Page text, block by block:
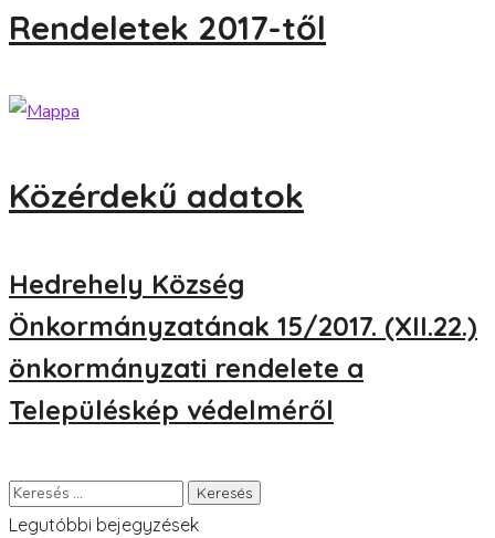
Rendeletek 2017-től
Közérdekű adatok
Hedrehely Község
Önkormányzatának 15/2017. (XII.22.)
önkormányzati rendelete a
Településkép védelméről
Legutóbbi bejegyzések